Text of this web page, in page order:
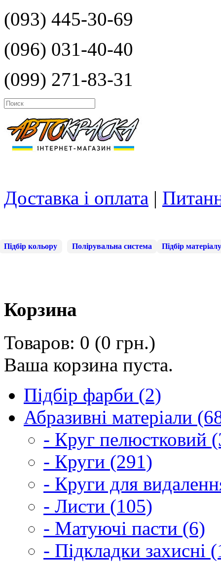
(093) 445-30-69
(096) 031-40-40
(099) 271-83-31
Доставка і оплата |
Підбір кольору Полірувальна система Підбір матеріалу
Корзина
Товаров: 0 (0 грн.)
Ваша корзина пуста.
Підбір фарби (2)
Абразивні матеріали
- Круг пелюстковий
- Круги (291)
- Круги для
- Листи (105)
- Матуючі пасти (6)
- Підкладки захисні